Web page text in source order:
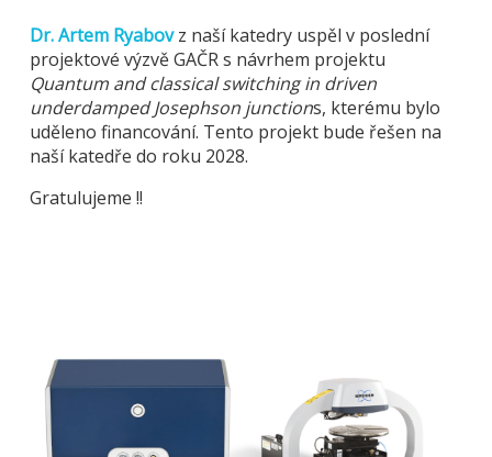
Dr. Artem Ryabovz naší katedry uspěl v poslední
projektové výzvě GAČR s návrhem projektu
Quantum and classical switching in driven
underdamped Josephson junctions, kterému bylo
uděleno financování. Tento projekt bude řešen na
naší katedře do roku 2028.
Gratulujeme !!